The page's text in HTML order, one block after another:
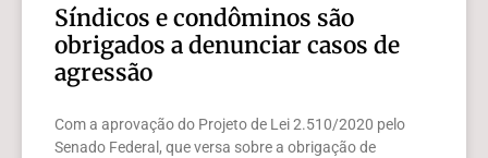
Síndicos e condôminos são
obrigados a denunciar casos de
agressão
Com a aprovação do Projeto de Lei 2.510/2020 pelo
Senado Federal, que versa sobre a obrigação de